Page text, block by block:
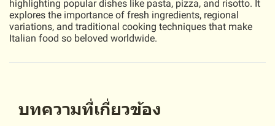
highlighting popular dishes like pasta, pizza, and risotto. It
explores the importance of fresh ingredients, regional
variations, and traditional cooking techniques that make
Italian food so beloved worldwide.
บทความที่เกี่ยวข้อง